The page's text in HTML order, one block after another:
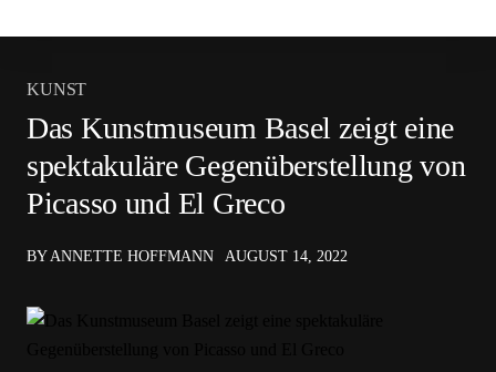
KUNST
Das Kunstmuseum Basel zeigt eine
spektakuläre Gegenüberstellung von
Picasso und El Greco
BY ANNETTE HOFFMANN AUGUST 14, 2022